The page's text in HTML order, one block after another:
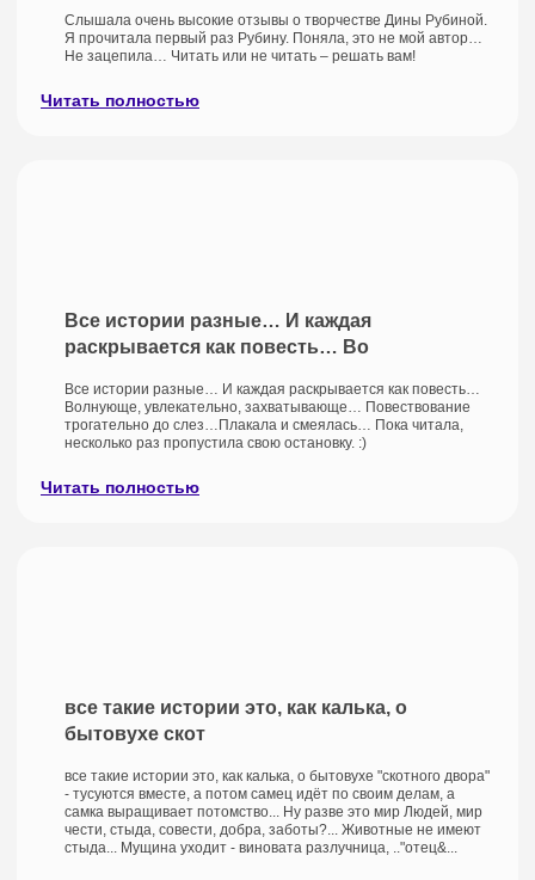
Слышала очень высокие отзывы о творчестве Дины Рубиной.
Я прочитала первый раз Рубину. Поняла, это не мой автор…
Не зацепила… Читать или не читать – решать вам!
Читать полностью
Все истории разные… И каждая
раскрывается как повесть… Во
Все истории разные… И каждая раскрывается как повесть…
Волнующе, увлекательно, захватывающе… Повествование
трогательно до слез…Плакала и смеялась… Пока читала,
несколько раз пропустила свою остановку. :)
Читать полностью
все такие истории это, как калька, о
бытовухе скот
все такие истории это, как калька, о бытовухе "скотного двора"
- тусуются вместе, а потом самец идёт по своим делам, а
самка выращивает потомство... Ну разве это мир Людей, мир
чести, стыда, совести, добра, заботы?... Животные не имеют
стыда... Мущина уходит - виновата разлучница, .."отец&...